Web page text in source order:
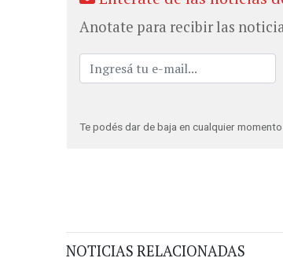
Anotate para recibir las
Te podés dar de baja en cualquier
NOTICIAS RELACIONADAS